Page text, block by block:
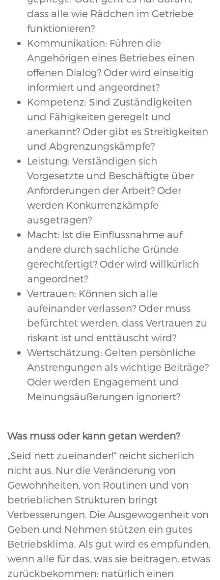
dass alle wie Rädchen im Getriebe
funktionieren?
Kommunikation: Führen die
Angehörigen eines Betriebes einen
offenen Dialog? Oder wird einseitig
informiert und angeordnet?
Kompetenz: Sind Zuständigkeiten
und Fähigkeiten geregelt und
anerkannt? Oder gibt es Streitigkeiten
und Abgrenzungskämpfe?
Leistung: Verständigen sich
Vorgesetzte und Beschäftigte über
Anforderungen der Arbeit? Oder
werden Konkurrenzkämpfe
ausgetragen?
Macht: Ist die Einflussnahme auf
andere durch sachliche Gründe
gerechtfertigt? Oder wird willkürlich
angeordnet?
Vertrauen: Können sich alle
aufeinander verlassen? Oder muss
befürchtet werden, dass Vertrauen zu
riskant ist und enttäuscht wird?
Wertschätzung: Gelten persönliche
Anstrengungen als wichtige Beiträge?
Oder werden Engagement und
Meinungsäußerungen ignoriert?
Was muss oder kann getan werden?
„Seid nett zueinander!“ reicht sicherlich
nicht aus. Nur die Veränderung von
Gewohnheiten, von Routinen und von
betrieblichen Strukturen bringt
Verbesserungen. Die Ausgewogenheit von
Geben und Nehmen stützen ein gutes
Betriebsklima. Als gut wird es empfunden,
wenn alle für das, was sie beitragen, etwas
zurückbekommen: natürlich einen